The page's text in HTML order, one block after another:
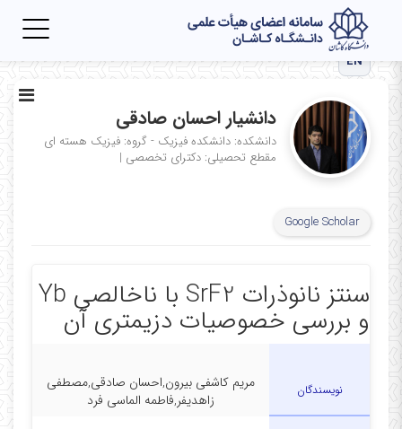
EN
دانشیار احسان صادقی
دانشکده: دانشکده فیزیک - گروه: فیزیک هسته ای
مقطع تحصیلی: دکترای تخصصی |
Google Scholar
سنتز نانوذرات SrF2 با ناخالصی Yb
و بررسی خصوصیات دزیمتری آن
نویسندگان
مریم کاشفی بیرون,احسان صادقی,مصطفی
زاهدیفر,فاطمه الماسی فرد